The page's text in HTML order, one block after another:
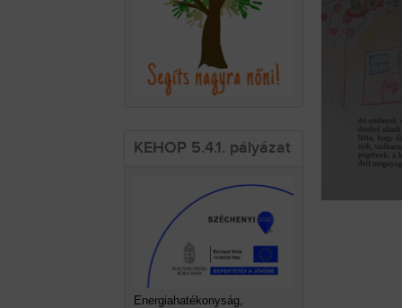
KEHOP 5.4.1. pályázat
Energiahatékonyság,